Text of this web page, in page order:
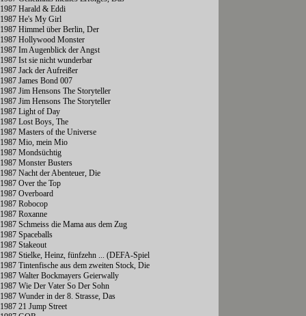
1987 Harald & Eddi
1987 He's My Girl
1987 Himmel über Berlin, Der
1987 Hollywood Monster
1987 Im Augenblick der Angst
1987 Ist sie nicht wunderbar
1987 Jack der Aufreißer
1987 James Bond 007
1987 Jim Hensons The Storyteller
1987 Jim Hensons The Storyteller
1987 Light of Day
1987 Lost Boys, The
1987 Masters of the Universe
1987 Mio, mein Mio
1987 Mondsüchtig
1987 Monster Busters
1987 Nacht der Abenteuer, Die
1987 Over the Top
1987 Overboard
1987 Robocop
1987 Roxanne
1987 Schmeiss die Mama aus dem Zug
1987 Spaceballs
1987 Stakeout
1987 Stielke, Heinz, fünfzehn ... (DEFA-Spiel
1987 Tintenfische aus dem zweiten Stock, Die
1987 Walter Bockmayers Geierwally
1987 Wie Der Vater So Der Sohn
1987 Wunder in der 8. Strasse, Das
1987 21 Jump Street